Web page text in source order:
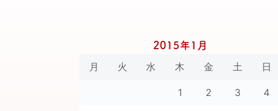
2015年1月
月 火 水 木 金 土 日
1 2 3 4